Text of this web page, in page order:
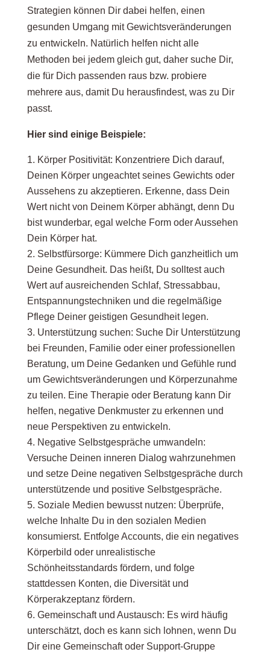
Strategien können Dir dabei helfen, einen
gesunden Umgang mit Gewichtsveränderungen
zu entwickeln. Natürlich helfen nicht alle
Methoden bei jedem gleich gut, daher suche Dir,
die für Dich passenden raus bzw. probiere
mehrere aus, damit Du herausfindest, was zu Dir
passt.
Hier sind einige Beispiele:
Körper Positivität: Konzentriere Dich darauf,
Deinen Körper ungeachtet seines Gewichts oder
Aussehens zu akzeptieren. Erkenne, dass Dein
Wert nicht von Deinem Körper abhängt, denn Du
bist wunderbar, egal welche Form oder Aussehen
Dein Körper hat.
Selbstfürsorge: Kümmere Dich ganzheitlich um
Deine Gesundheit. Das heißt, Du solltest auch
Wert auf ausreichenden Schlaf, Stressabbau,
Entspannungstechniken und die regelmäßige
Pflege Deiner geistigen Gesundheit legen.
Unterstützung suchen: Suche Dir Unterstützung
bei Freunden, Familie oder einer professionellen
Beratung, um Deine Gedanken und Gefühle rund
um Gewichtsveränderungen und Körperzunahme
zu teilen. Eine Therapie oder Beratung kann Dir
helfen, negative Denkmuster zu erkennen und
neue Perspektiven zu entwickeln.
Negative Selbstgespräche umwandeln:
Versuche Deinen inneren Dialog wahrzunehmen
und setze Deine negativen Selbstgespräche durch
unterstützende und positive Selbstgespräche.
Soziale Medien bewusst nutzen: Überprüfe,
welche Inhalte Du in den sozialen Medien
konsumierst. Entfolge Accounts, die ein negatives
Körperbild oder unrealistische
Schönheitsstandards fördern, und folge
stattdessen Konten, die Diversität und
Körperakzeptanz fördern.
Gemeinschaft und Austausch: Es wird häufig
unterschätzt, doch es kann sich lohnen, wenn Du
Dir eine Gemeinschaft oder Support-Gruppe